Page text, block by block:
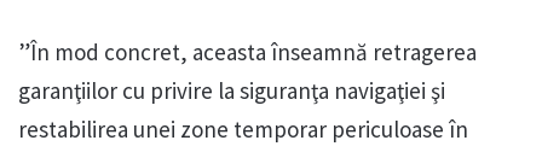
”În mod concret, aceasta înseamnă retragerea
garanţiilor cu privire la siguranţa navigaţiei şi
restabilirea unei zone temporar periculoase în